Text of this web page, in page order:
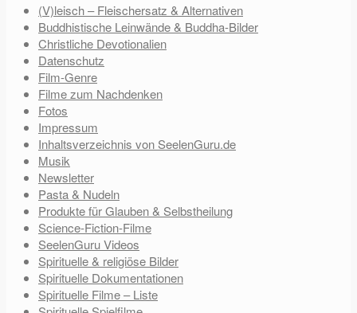
(V)leisch – Fleischersatz & Alternativen
Buddhistische Leinwände & Buddha-Bilder
Christliche Devotionalien
Datenschutz
Film-Genre
Filme zum Nachdenken
Fotos
Impressum
Inhaltsverzeichnis von SeelenGuru.de
Musik
Newsletter
Pasta & Nudeln
Produkte für Glauben & Selbstheilung
Science-Fiction-Filme
SeelenGuru Videos
Spirituelle & religiöse Bilder
Spirituelle Dokumentationen
Spirituelle Filme – Liste